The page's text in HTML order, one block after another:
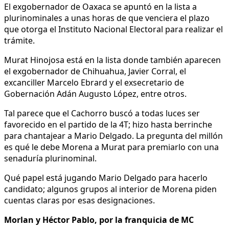
El exgobernador de Oaxaca se apuntó en la lista a
plurinominales a unas horas de que venciera el plazo
que otorga el Instituto Nacional Electoral para realizar el
trámite.
Murat Hinojosa está en la lista donde también aparecen
el exgobernador de Chihuahua, Javier Corral, el
excanciller Marcelo Ebrard y el exsecretario de
Gobernación Adán Augusto López, entre otros.
Tal parece que el Cachorro buscó a todas luces ser
favorecido en el partido de la 4T; hizo hasta berrinche
para chantajear a Mario Delgado. La pregunta del millón
es qué le debe Morena a Murat para premiarlo con una
senaduría plurinominal.
Qué papel está jugando Mario Delgado para hacerlo
candidato; algunos grupos al interior de Morena piden
cuentas claras por esas designaciones.
Morlan y Héctor Pablo, por la franquicia de MC